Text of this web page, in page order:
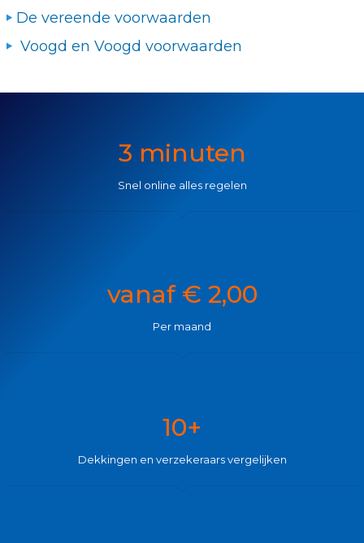
De vereende voorwaarden
Voogd en Voogd voorwaarden
3 minuten
Snel online alles regelen
vanaf € 2,00
Per maand
10+
Dekkingen en verzekeraars vergelijken